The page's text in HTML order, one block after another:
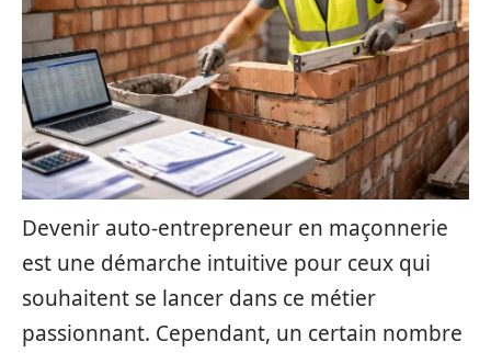
Devenir auto-entrepreneur en maçonnerie
est une démarche intuitive pour ceux qui
souhaitent se lancer dans ce métier
passionnant. Cependant, un certain nombre